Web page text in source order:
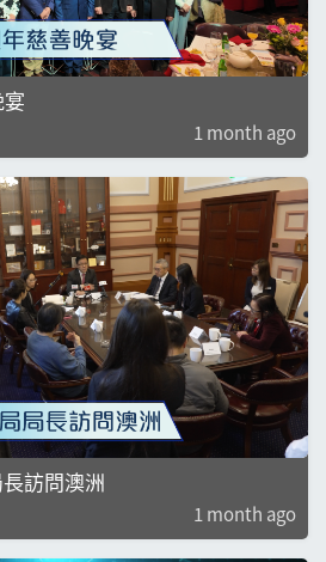
1 month ago
訪問澳洲
1 month ago